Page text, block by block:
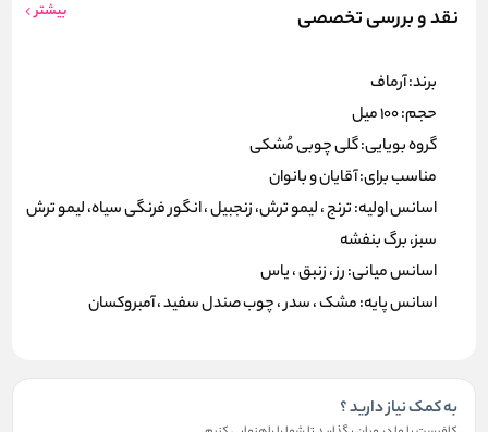
نقد و بررسی تخصصی بیشتر
برند: آرماف
حجم: 100 میل
گروه بویایی: گلی چوبی مُشکی
مناسب برای: آقایان و بانوان
اسانس اولیه: ترنج ، لیمو ترش، زنجبیل ، انگور فرنگی سیاه، لیمو ترش
سبز، برگ بنفشه
اسانس میانی: رز ، زنبق ، یاس
اسانس پایه: مشک ، سدر ، چوب صندل سفید ، آمبروکسان
به کمک نیاز دارید ؟